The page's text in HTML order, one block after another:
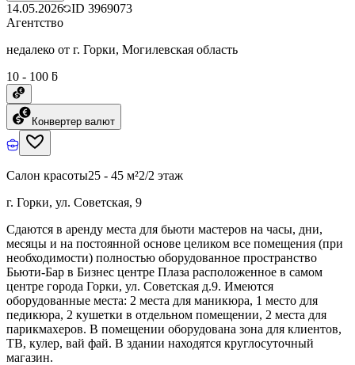
14.05.2026 ID 3969073
Агентство
недалеко от г. Горки, Могилевская область
10 - 100 ƃ
Конвертер валют
Салон красоты25 - 45 м²2/2 этаж
г. Горки, ул. Советская, 9
Сдаются в аренду места для бьюти мастеров на часы, дни,
месяцы и на постоянной основе целиком все помещения (при
необходимости) полностью оборудованное пространство
Бьюти-Бар в Бизнес центре Плаза расположенное в самом
центре города Горки, ул. Советская д.9. Имеются
оборудованные места: 2 места для маникюра, 1 место для
педикюра, 2 кушетки в отдельном помещении, 2 места для
парикмахеров. В помещении оборудована зона для клиентов,
ТВ, кулер, вай фай. В здании находятся круглосуточный
магазин.